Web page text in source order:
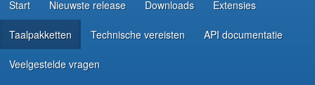
Start Nieuwste release Downloads Extensies
Taalpakketten Technische vereisten API documentatie
Veelgestelde vragen